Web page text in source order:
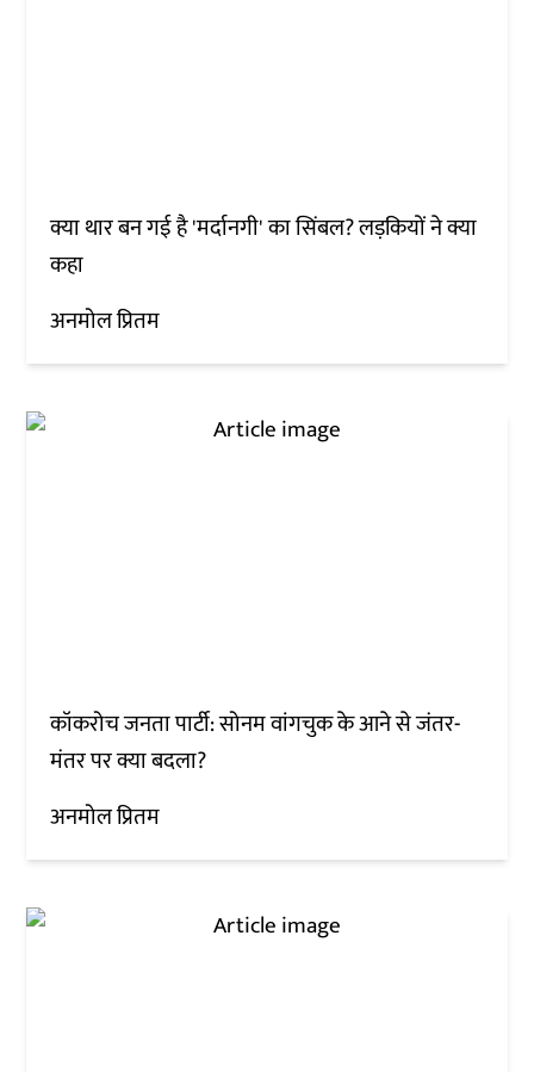
क्या थार बन गई है 'मर्दानगी' का सिंबल? लड़कियों ने क्या
कहा
अनमोल प्रितम
कॉकरोच जनता पार्टी: सोनम वांगचुक के आने से जंतर-
मंतर पर क्या बदला?
अनमोल प्रितम